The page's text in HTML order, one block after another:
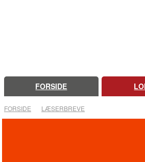
FORSIDE
FORSIDE LÆSERBREVE